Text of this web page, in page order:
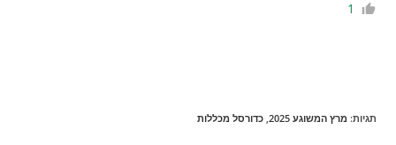
1
תגיות: מרץ המשוגע 2025 , כדורסל מכללות